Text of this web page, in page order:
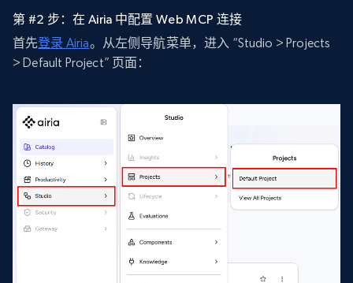
第 #2 步：在 Airia 中配置 Web MCP 连接
首先登录 Airia。从左侧导航菜单，进入 “Studio > Projects
> Default Project” 页面：